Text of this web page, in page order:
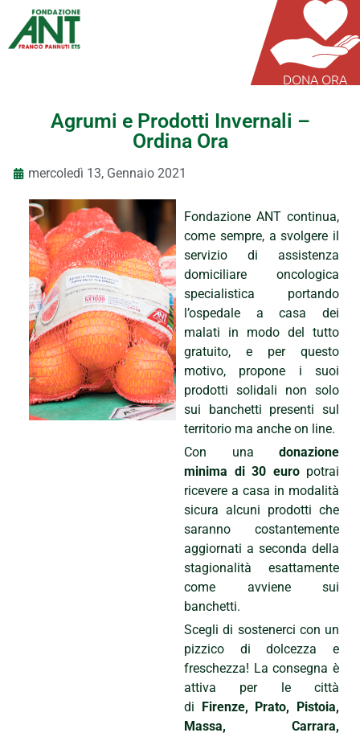
DONA ORA
Agrumi e Prodotti Invernali –
Ordina Ora
mercoledì 13, Gennaio 2021
Fondazione ANT continua,
come sempre, a svolgere il
servizio di assistenza
domiciliare oncologica
specialistica portando
l’ospedale a casa dei
malati in modo del tutto
gratuito, e per questo
motivo, propone i suoi
prodotti solidali non solo
sui banchetti presenti sul
territorio ma anche on line.
Con una donazione
minima di 30 europotrai
ricevere a casa in modalità
sicura alcuni prodotti che
saranno costantemente
aggiornati a seconda della
stagionalità esattamente
come avviene sui
banchetti.
Scegli di sostenerci con un
pizzico di dolcezza e
freschezza! La consegna è
attiva per le città
di Firenze, Prato, Pistoia,
Massa, Carrara,